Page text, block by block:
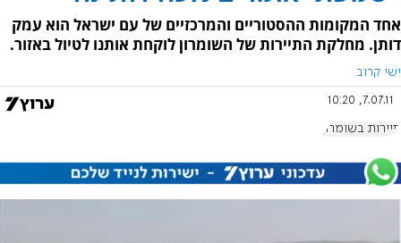
אחד המקומות ההסטוריים והמרכזיים של עם ישראל הוא עמק
דותן. מחלקת התיירות של השומרון לוקחת אותנו לטיול באזור.
ישי קרוב
7.07.11, 10:20
תיירות בשומרון